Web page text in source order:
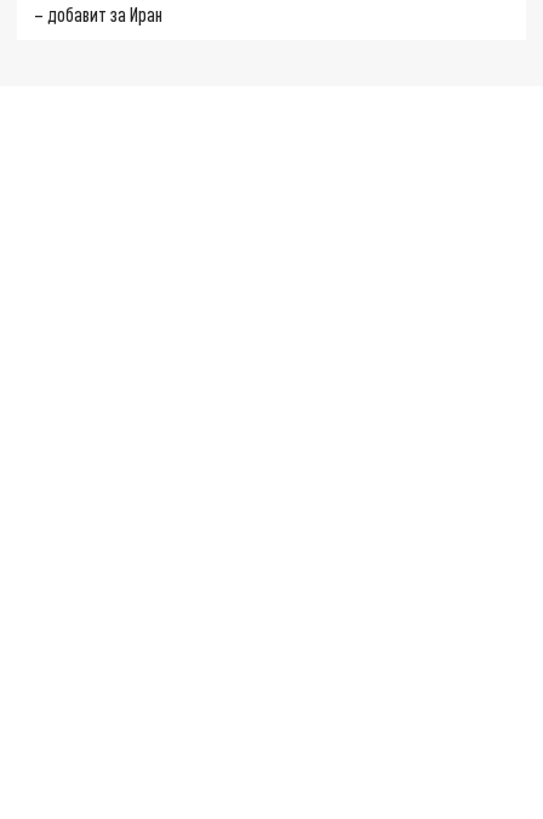
– добавит за Иран